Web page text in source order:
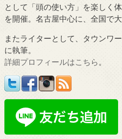
として「頭の使い方」を楽しく
を開催。名古屋中心に、全国で大
またライターとして、タウンワ
に執筆。
詳細プロフィールはこちら 。